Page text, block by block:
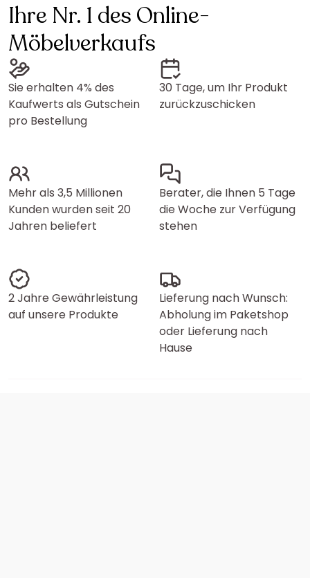
Ihre Nr. 1 des Online-
Möbelverkaufs
Sie erhalten 4% des
Kaufwerts als Gutschein
pro Bestellung
30 Tage, um Ihr Produkt
zurückzuschicken
Mehr als 3,5 Millionen
Kunden wurden seit 20
Jahren beliefert
Berater, die Ihnen 5 Tage
die Woche zur Verfügung
stehen
2 Jahre Gewährleistung
auf unsere Produkte
Lieferung nach Wunsch:
Abholung im Paketshop
oder Lieferung nach
Hause